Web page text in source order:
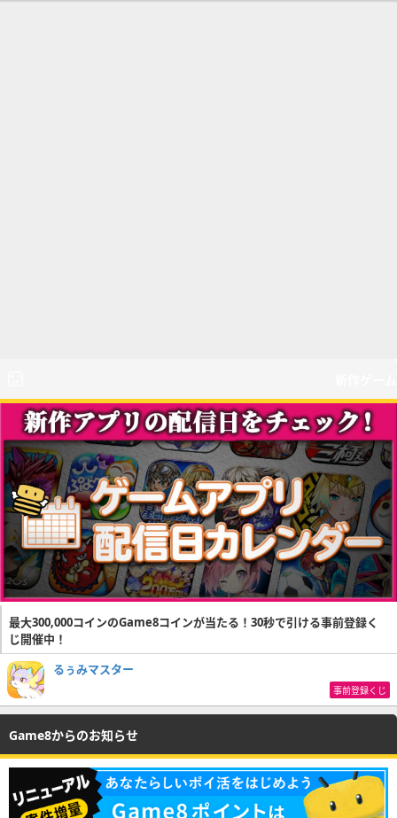
最大300,000コインのGame8コインが当たる！30秒で引ける事前登録く
じ開催中！
るぅみマスター
事前登録くじ
Game8からのお知らせ